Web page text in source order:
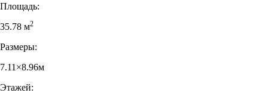
Площадь:
35.78 м2
Размеры:
7.11×8.96м
Этажей: